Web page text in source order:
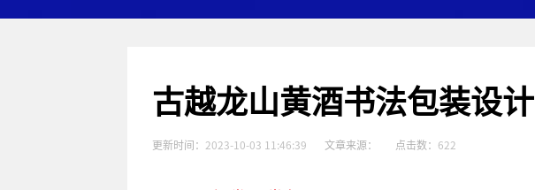
古越龙山黄酒书法包装设计
更新时间： 2023-10-03 11:46:39 文章来源： 点击数： 622